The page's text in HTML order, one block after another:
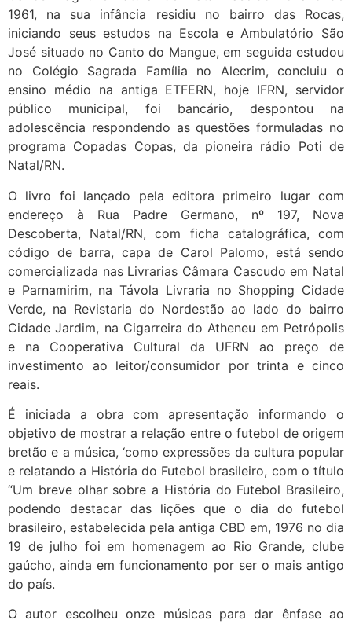
1961, na sua infância residiu no bairro das Rocas,
iniciando seus estudos na Escola e Ambulatório São
José situado no Canto do Mangue, em seguida estudou
no Colégio Sagrada Família no Alecrim, concluiu o
ensino médio na antiga ETFERN, hoje IFRN, servidor
público municipal, foi bancário, despontou na
adolescência respondendo as questões formuladas no
programa Copadas Copas, da pioneira rádio Poti de
Natal/RN.
O livro foi lançado pela editora primeiro lugar com
endereço à Rua Padre Germano, nº 197, Nova
Descoberta, Natal/RN, com ficha catalográfica, com
código de barra, capa de Carol Palomo, está sendo
comercializada nas Livrarias Câmara Cascudo em Natal
e Parnamirim, na Távola Livraria no Shopping Cidade
Verde, na Revistaria do Nordestão ao lado do bairro
Cidade Jardim, na Cigarreira do Atheneu em Petrópolis
e na Cooperativa Cultural da UFRN ao preço de
investimento ao leitor/consumidor por trinta e cinco
reais.
​​​É iniciada a obra com apresentação informando o
objetivo de mostrar a relação entre o futebol de origem
bretão e a música, ‘como expressões da cultura popular
e relatando a História do Futebol brasileiro, com o título
“Um breve olhar sobre a História do Futebol Brasileiro,
podendo destacar das lições que o dia do futebol
brasileiro, estabelecida pela antiga CBD em, 1976 no dia
19 de julho foi em homenagem ao Rio Grande, clube
gaúcho, ainda em funcionamento por ser o mais antigo
do país.
O autor escolheu onze músicas para dar ênfase ao